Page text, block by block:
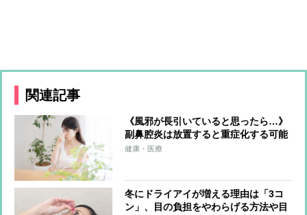
関連記事
《風邪が長引いていると思ったら…》
副鼻腔炎は放置すると重症化する可能
性も！食事や漢方薬などでセルフケア
健康・医療
冬にドライアイが増える理由は「3コ
ン」、目の負担をやわらげる方法や目